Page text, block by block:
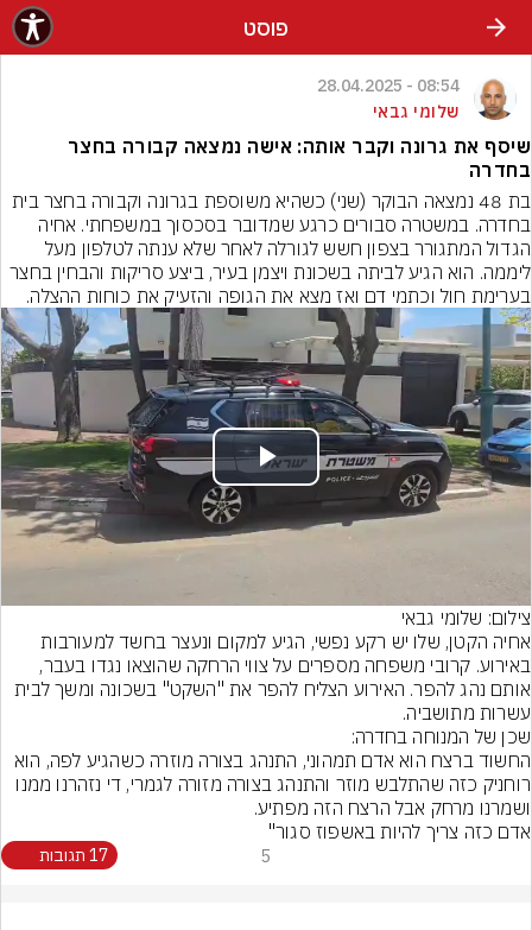
פוסט
08:54 - 28.04.2025
שלומי גבאי
שיסף את גרונה וקבר אותה: אישה נמצאה קבורה בחצר
בחדרה
בת 48 נמצאה הבוקר (שני) כשהיא משוספת בגרונה וקבורה בחצר בית
ליממה. הוא הגיע לביתה בשכונת ויצמן בעיר, ביצע סריקות והבחין בחצר
בערימת חול וכתמי דם ואז מצא את הגופה והזעיק את כוחות ההצלה.
Play
Video
צילום: שלומי גבאי
אחיה הקטן, שלו יש רקע נפשי, הגיע למקום ונעצר בחשד למעורבות
אותם נהג להפר. האירוע הצליח להפר את "השקט" בשכונה ומשך לבית
עשרות מתושביה.
אדם כזה צריך להיות באשפוז סגור"
5 17 תגובות